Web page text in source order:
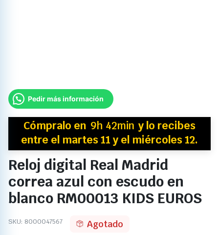
Pedir más información
Cómpralo en 9h 42min y lo recibes
entre el martes 11 y el miércoles 12.
Reloj digital Real Madrid
correa azul con escudo en
blanco RM00013 KIDS EUROS
SKU: 8000047567 Agotado